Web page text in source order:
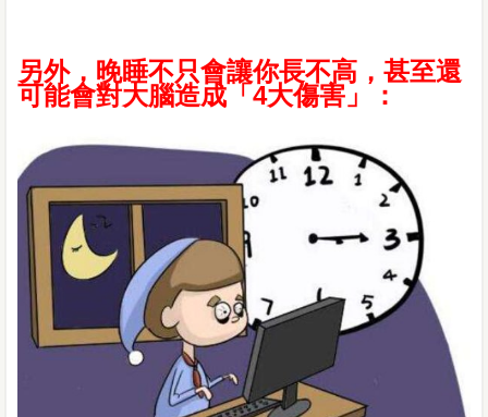
另外，晚睡不只會讓你長不高，甚至還
可能會對大腦造成「4大傷害」：